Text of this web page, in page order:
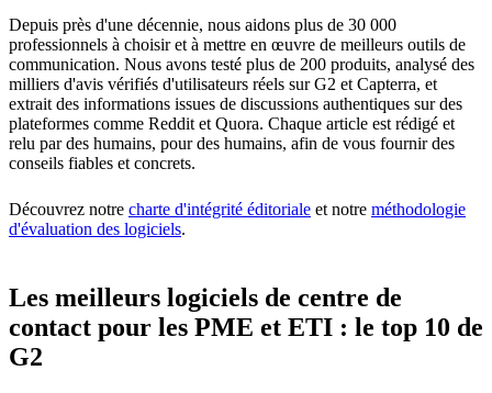
Depuis près d'une décennie, nous aidons plus de 30 000
professionnels à choisir et à mettre en œuvre de meilleurs outils de
communication. Nous avons testé plus de 200 produits, analysé des
milliers d'avis vérifiés d'utilisateurs réels sur G2 et Capterra, et
extrait des informations issues de discussions authentiques sur des
plateformes comme Reddit et Quora. Chaque article est rédigé et
relu par des humains, pour des humains, afin de vous fournir des
conseils fiables et concrets.
Découvrez notre charte d'intégrité éditoriale et notre méthodologie
d'évaluation des logiciels.
Les meilleurs logiciels de centre de
contact pour les PME et ETI : le top 10 de
G2